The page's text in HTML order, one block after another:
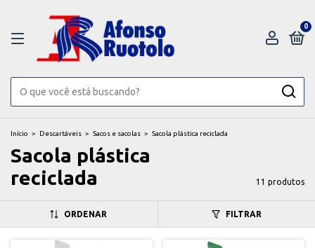
0
Início > Descartáveis > Sacos e sacolas > Sacola plástica reciclada
Sacola plástica
reciclada
11 produtos
ORDENAR FILTRAR